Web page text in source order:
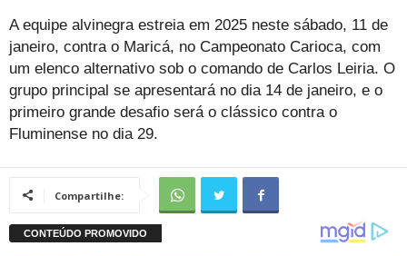
A equipe alvinegra estreia em 2025 neste sábado, 11 de
janeiro, contra o Maricá, no Campeonato Carioca, com
um elenco alternativo sob o comando de Carlos Leiria. O
grupo principal se apresentará no dia 14 de janeiro, e o
primeiro grande desafio será o clássico contra o
Fluminense no dia 29.
Compartilhe: